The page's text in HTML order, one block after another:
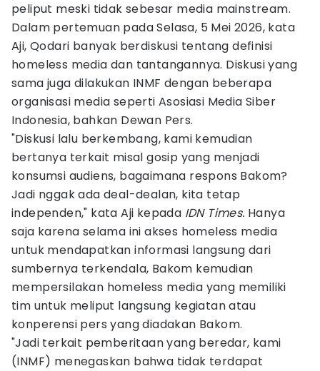
peliput meski tidak sebesar media mainstream.
Dalam pertemuan pada Selasa, 5 Mei 2026, kata
Aji, Qodari banyak berdiskusi tentang definisi
homeless media dan tantangannya. Diskusi yang
sama juga dilakukan INMF dengan beberapa
organisasi media seperti Asosiasi Media Siber
Indonesia, bahkan Dewan Pers.
"Diskusi lalu berkembang, kami kemudian
bertanya terkait misal gosip yang menjadi
konsumsi audiens, bagaimana respons Bakom?
Jadi nggak ada deal-dealan, kita tetap
independen," kata Aji kepada IDN Times. Hanya
saja karena selama ini akses homeless media
untuk mendapatkan informasi langsung dari
sumbernya terkendala, Bakom kemudian
mempersilakan homeless media yang memiliki
tim untuk meliput langsung kegiatan atau
konperensi pers yang diadakan Bakom.
"Jadi terkait pemberitaan yang beredar, kami
(INMF) menegaskan bahwa tidak terdapat